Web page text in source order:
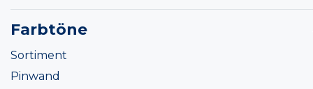
Farbtöne
Sortiment
Pinwand